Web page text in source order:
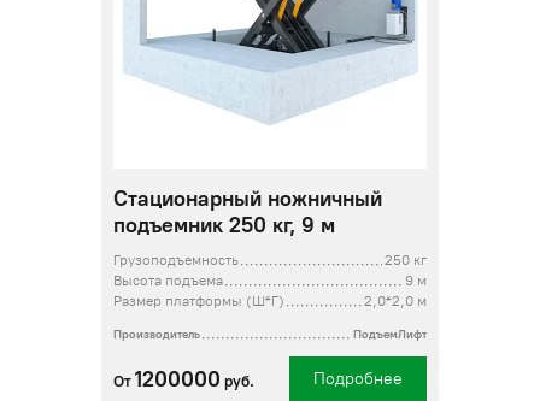
Стационарный ножничный
подъемник 250 кг, 9 м
Грузоподъемность
250 кг
Высота подъема
9 м
Размер платформы (Ш*Г)
2,0*2,0 м
Производитель ПодъемЛифт
От 1200000 руб. Подробнее